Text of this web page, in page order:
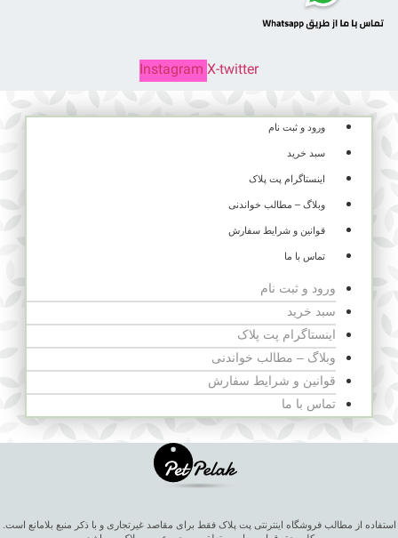
Instagram X-twitter
ورود و ثبت نام
سبد خرید
اینستاگرام پت پلاک
وبلاگ – مطالب خواندنی
قوانین و شرایط سفارش
تماس با ما
ورود و ثبت نام
سبد خرید
اینستاگرام پت پلاک
وبلاگ – مطالب خواندنی
قوانین و شرایط سفارش
تماس با ما
استفاده از مطالب فروشگاه اینترنتی پت پلاک فقط برای مقاصد غیرتجاری و با ذکر منبع بلامانع است.